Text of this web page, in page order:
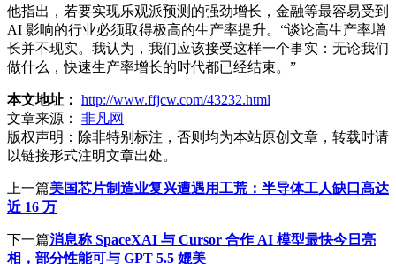
他指出，若要实现乐观派预测的强劲增长，金融等最容易受到
AI 影响的行业必须取得极高的生产率提升。“谈论高生产率增
长并不现实。我认为，我们应该接受这样一个事实：无论我们
做什么，快速生产率增长的时代都已经结束。”
本文地址： http://www.ffjcw.com/43232.html
文章来源：
非凡网
版权声明： 除非特别标注，否则均为本站原创文章，转载时请
以链接形式注明文章出处。
上一篇美国芯片制造业复兴遭遇用工荒：半导体工人缺口高达
近 16 万
下一篇消息称 SpaceXAI 与 Cursor 合作 AI 模型最快今日亮
相，部分性能可与 GPT 5.5 媲美